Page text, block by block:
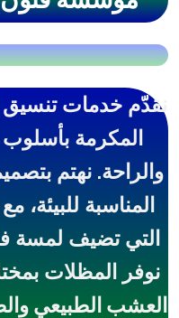
نقدّم خدماتتنسيق
المكرمة بأسلوب
والراحة. نهتم
المناسبة للبيئة،
التي تضيف لمسة
نوفر
المظلات
العشب الطبيعي